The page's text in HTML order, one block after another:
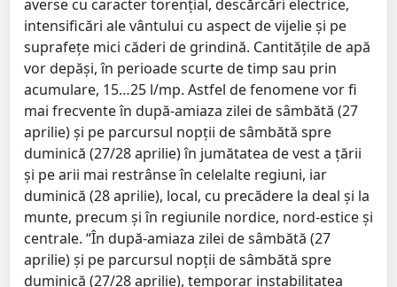
averse cu caracter torențial, descărcări electrice,
intensificări ale vântului cu aspect de vijelie și pe
suprafețe mici căderi de grindină. Cantitățile de apă
vor depăși, în perioade scurte de timp sau prin
acumulare, 15…25 l/mp. Astfel de fenomene vor fi
mai frecvente în după-amiaza zilei de sâmbătă (27
aprilie) și pe parcursul nopții de sâmbătă spre
duminică (27/28 aprilie) în jumătatea de vest a țării
și pe arii mai restrânse în celelalte regiuni, iar
duminică (28 aprilie), local, cu precădere la deal și la
munte, precum și în regiunile nordice, nord-estice și
centrale. “În după-amiaza zilei de sâmbătă (27
aprilie) și pe parcursul nopții de sâmbătă spre
duminică (27/28 aprilie), temporar instabilitatea